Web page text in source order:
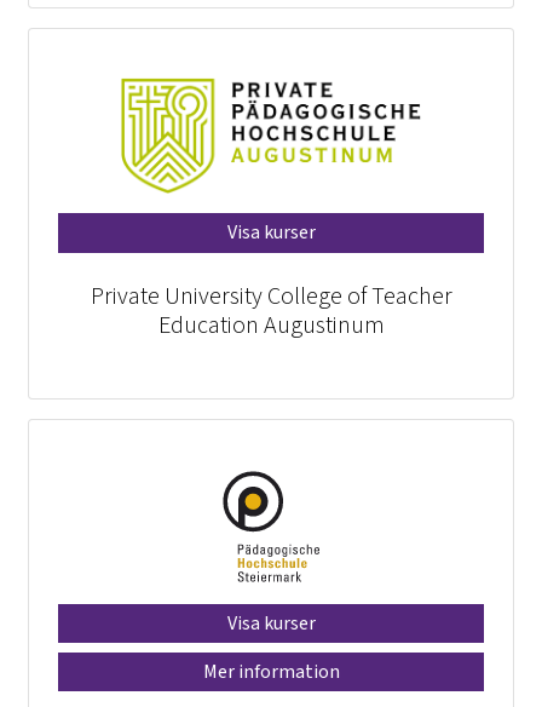
Visa kurser
Private University College of Teacher
Education Augustinum
Visa kurser
Mer information